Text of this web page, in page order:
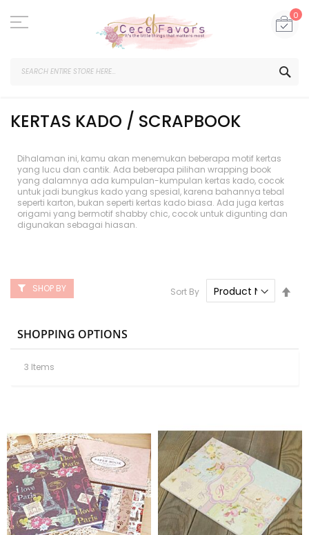
to
Content
0
KERTAS KADO / SCRAPBOOK
Dihalaman ini, kamu akan menemukan beberapa motif kertas
yang lucu dan cantik. Ada beberapa pilihan wrapping book
yang dalamnya ada kumpulan-kumpulan kertas kado, cocok
untuk jadi bungkus kado yang spesial, karena bahannya tebal
seperti karton, bukan seperti kertas kado biasa. Ada juga kertas
origami yang bermotif shabby chic, cocok untuk digunting dan
digunakan sebagai hiasan.
3 Items
Sort By
SHOP BY
SHOPPING OPTIONS